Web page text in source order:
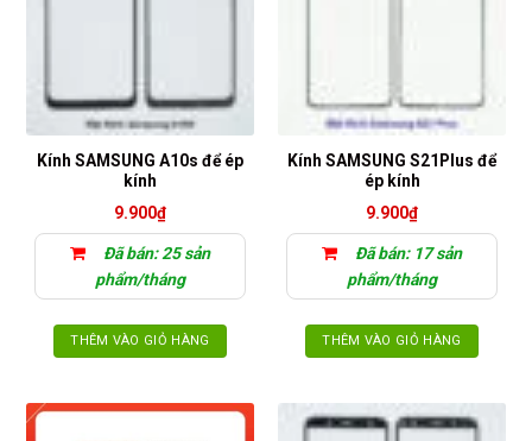
Kính SAMSUNG A10s để ép
kính
9.900₫
Đã bán: 25 sản
phẩm/tháng
THÊM VÀO GIỎ HÀNG
Kính SAMSUNG S21Plus để
ép kính
9.900₫
Đã bán: 17 sản
phẩm/tháng
THÊM VÀO GIỎ HÀNG